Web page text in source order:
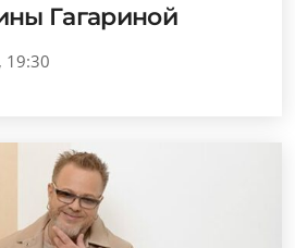
Гагариной
19:30